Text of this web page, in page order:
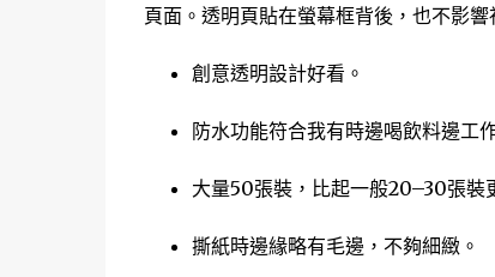
頁面。透明頁貼在螢幕框背後，也不影響
創意透明設計好看。
防水功能符合我有時邊喝飲料邊工
大量50張裝，比起一般20–30張裝
撕紙時邊緣略有毛邊，不夠細緻。